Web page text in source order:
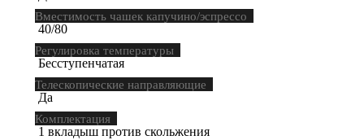
Вместимость чашек капучино/эспрессо
40/80
Регулировка температуры
Бесступенчатая
Телескопические направляющие
Да
Комплектация
1 вкладыш против скольжения